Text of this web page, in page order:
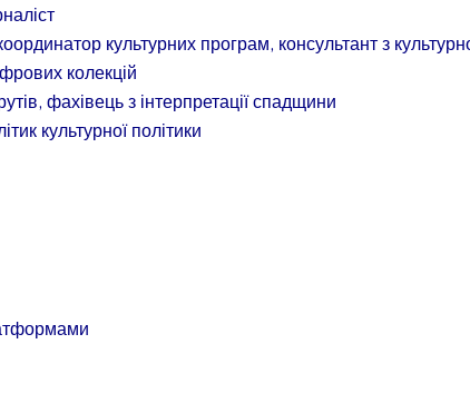
культурних програм, консультант з
колекцій
фахівець з інтерпретації спадщини
культурної політики